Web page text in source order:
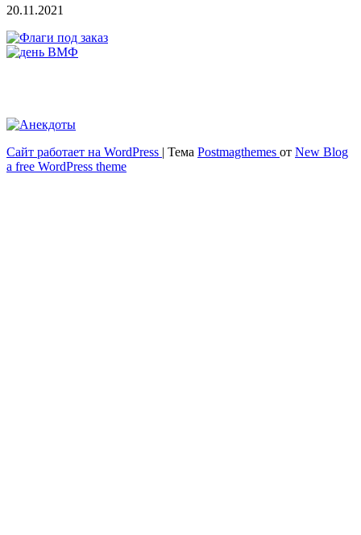
20.11.2021
Весёлый и здоровый образ жизни
Сайт работает на WordPress | Тема Postmagthemes от New Blog
a free WordPress theme